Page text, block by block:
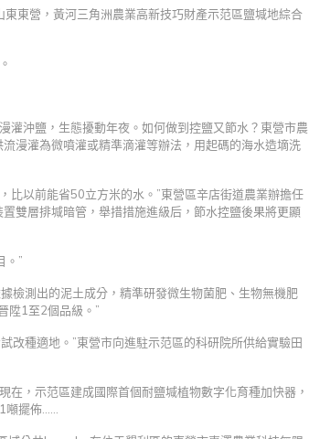
東營，黃河三角洲農業高新技巧財產示范區鹽堿地綜合
灌沖鹽，生態擾動年夜。如何做到控鹽又節水？東營市農
漫灌為微噴灌或精準滴灌等辦法，用起碼的海水造墑洗
比以前能省50立方米的水。”東營區辛店街道農業辦擔任
雙層排堿暗管，舉措措施進級后，節水控鹽後果將更顯
。”
檢測出的泥土成分，精準研發微生物菌肥、生物無機肥
陞1至2個品級。”
改種適地。”東營市向進駐示范區的科研院所供給實驗田
，示范區建成國際首個耐鹽堿植物數字化育種加快器，
擺佈……